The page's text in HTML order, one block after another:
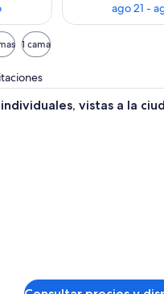
ago 21 -
1 cama
Una habitación de
vistas a la